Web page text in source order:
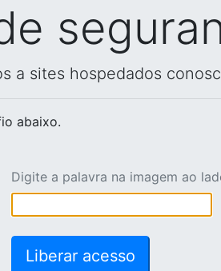
a sites hospedados
abaixo.
Digite a palavra na imagem ao